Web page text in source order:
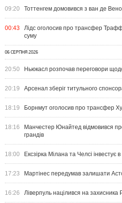
09:20 Тоттенгем домовився з ван де
00:43
Лідс оголосив про трансфер
суму
06 СЕРПНЯ 2026
20:50 Ньюкасл розпочав переговори
20:19 Арсенал зберіг титульного
18:19 Борнмут оголосив про трансфер
18:16
Манчестер Юнайтед відмовився
грандів
18:00 Ексзірка Мілана та Челсі інвестує
17:23 Мартінес передумав залишати
16:26 Ліверпуль націлився на захисника